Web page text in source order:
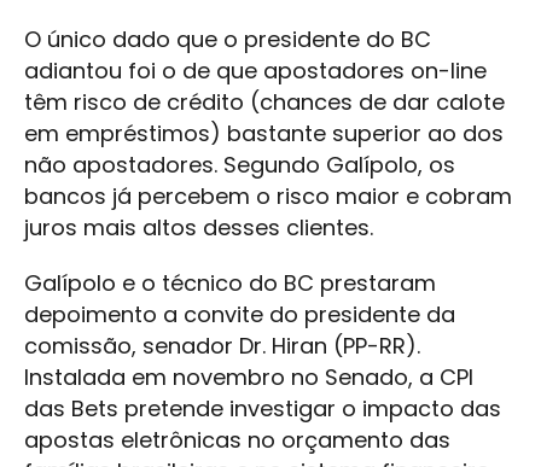
O único dado que o presidente do BC
adiantou foi o de que apostadores on-line
têm risco de crédito (chances de dar calote
em empréstimos) bastante superior ao dos
não apostadores. Segundo Galípolo, os
bancos já percebem o risco maior e cobram
juros mais altos desses clientes.
Galípolo e o técnico do BC prestaram
depoimento a convite do presidente da
comissão, senador Dr. Hiran (PP-RR).
Instalada em novembro no Senado, a CPI
das Bets pretende investigar o impacto das
apostas eletrônicas no orçamento das